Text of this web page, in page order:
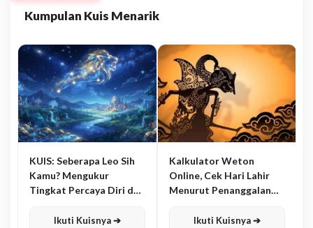
Kumpulan Kuis Menarik
KUIS: Seberapa Leo Sih
Kamu? Mengukur
Tingkat Percaya Diri dan
Ikuti Kuisnya ➔
Kalkulator Weton
Online, Cek Hari Lahir
Menurut Penanggalan
Ikuti Kuisnya ➔